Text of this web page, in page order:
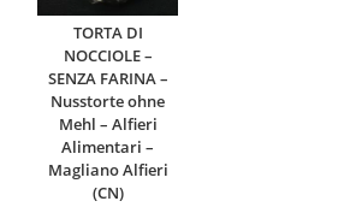
TORTA DI
NOCCIOLE –
SENZA FARINA –
Nusstorte ohne
Mehl – Alfieri
Alimentari –
Magliano Alfieri
(CN)